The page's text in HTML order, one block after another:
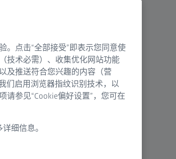
。点击“全部接受”即表示您同意使
技术必需）、收集优化网站功能
及推送符合您兴趣的内容（营
们启用浏览器指纹识别技术，以
参见“Cookie偏好设置”，您可在
细信息。